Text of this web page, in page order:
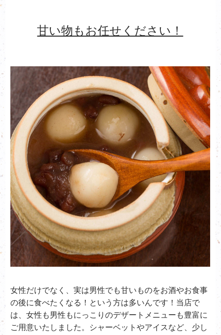
甘い物もお任せください！
女性だけでなく、実は男性でも甘いものをお酒やお食事
の後に食べたくなる！という方は多いんです！当店で
は、女性も男性もにっこりのデザートメニューも豊富に
ご用意いたしました。シャーベットやアイスなど、少し